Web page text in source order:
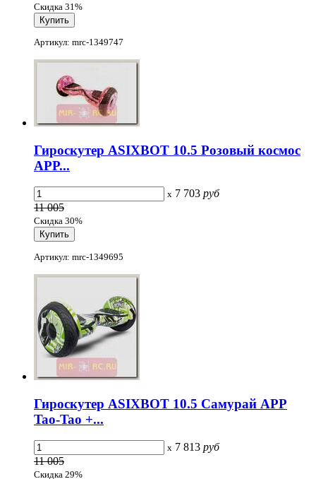
Скидка 31%
Артикул: mrc-1349747
Гироскутер ASIXBOT 10.5 Розовый космос
APP...
x 7 703 руб
11 005
Скидка 30%
Артикул: mrc-1349695
Гироскутер ASIXBOT 10.5 Самурай APP
Tao-Tao +...
x 7 813 руб
11 005
Скидка 29%